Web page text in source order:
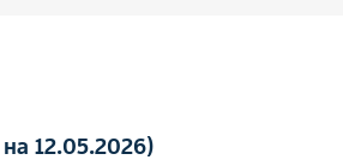
12.05.2026)